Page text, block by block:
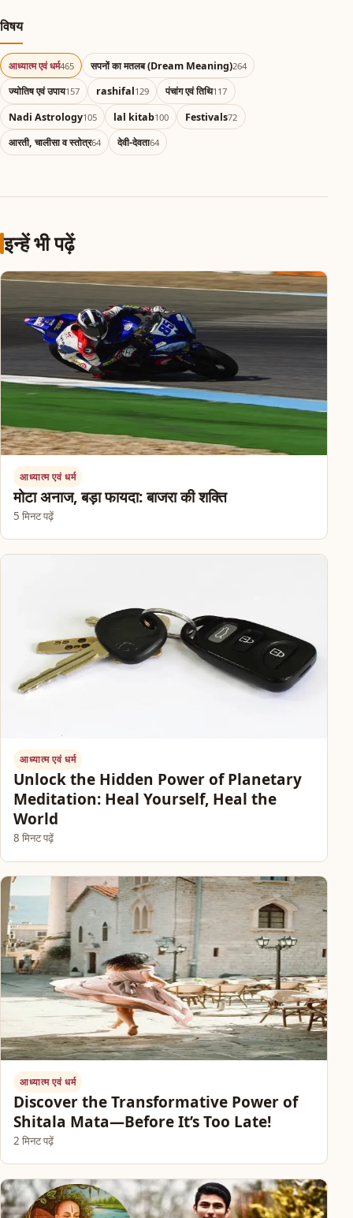
विषय
आध्यात्म एवं धर्म465 सपनों का मतलब (Dream Meaning)264
ज्योतिष एवं उपाय157 rashifal129 पंचांग एवं तिथि117
Nadi Astrology105 lal kitab100 Festivals72
आरती, चालीसा व स्तोत्र64 देवी-देवता64
इन्हें भी पढ़ें
आध्यात्म एवं धर्म
मोटा अनाज, बड़ा फायदा: बाजरा की शक्ति
5 मिनट पढ़ें
आध्यात्म एवं धर्म
Unlock the Hidden Power of Planetary
Meditation: Heal Yourself, Heal the
World
8 मिनट पढ़ें
आध्यात्म एवं धर्म
Discover the Transformative Power of
Shitala Mata—Before It’s Too Late!
2 मिनट पढ़ें